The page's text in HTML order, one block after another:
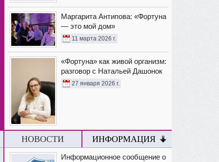
Маргарита Антипова: «Фортуна
— это мой дом»
11 марта 2026 г.
«Фортуна» как живой организм:
разговор с Натальей Дашонок
27 января 2026 г.
НОВОСТИ ИНФОРМАЦИЯ
Информационное сообщение о